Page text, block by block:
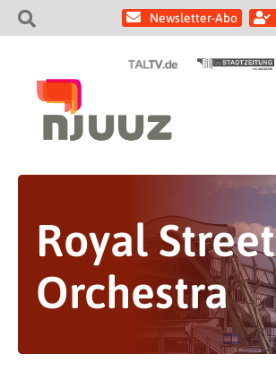
Newsletter-Abo
Royal Street
Orchestra